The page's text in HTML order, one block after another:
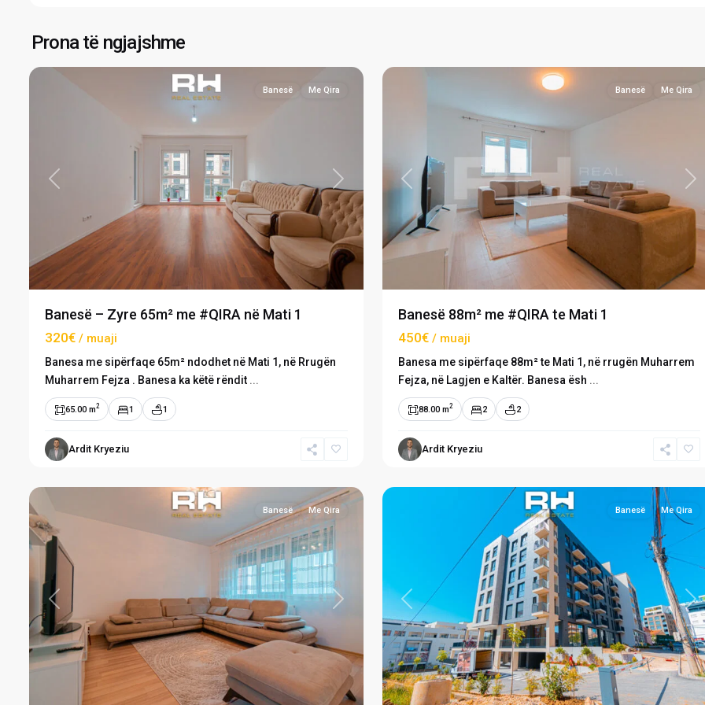
Prona të ngjajshme
Prishtinë
Previous Next
Banesë Me Qira
Banesë – Zyre 65m² me #QIRA në Mati 1
320€ / muaji
Banesa me sipërfaqe 65m² ndodhet në Mati 1, në Rrugën
Muharrem Fejza . Banesa ka këtë rëndit ...
65.00 m2 1 1
Ardit Kryeziu
Previous
Banesë Me Qira
Banesë 88m² me #QIRA te Mati 1
450€ / muaji
Banesa me sipërfaqe 88m² te Mati 1, në rrugën Muharrem
Fejza, në Lagjen e Kaltër. Banesa ësh ...
88.00 m2 2 2
Ardit Kryeziu
Mati
1,
Previous Next
Banesë Me Qira
Mati
1,
Previous
Banesë Me Qira